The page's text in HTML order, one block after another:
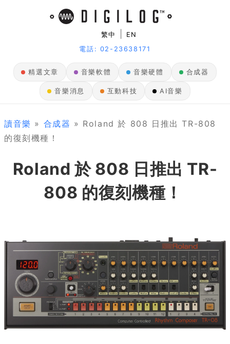
繁中
EN
電話: 02-23638171
精選文章 音樂軟體 音樂硬體 合成器
音樂消息 互動科技 AI音樂
讀音樂 » 合成器 » Roland 於 808 日推出 TR-808
的復刻機種！
Roland 於 808 日推出 TR-
808 的復刻機種！